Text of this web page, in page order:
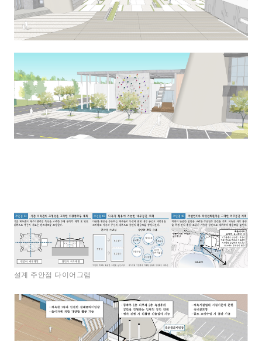
설계 주안점 다이어그램